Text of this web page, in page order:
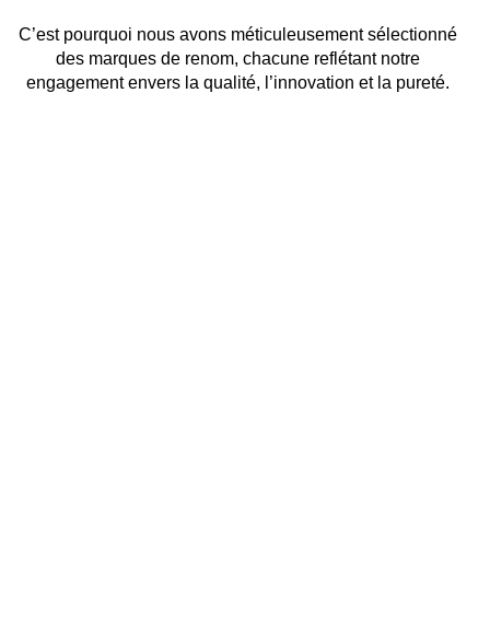
C’est pourquoi nous avons méticuleusement sélectionné
des marques de renom, chacune reflétant notre
engagement envers la qualité, l’innovation et la pureté.